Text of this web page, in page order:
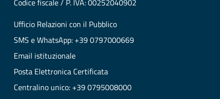
Codice fiscale / P. IVA: 00252040902
Ufficio Relazioni con il Pubblico
SMS e WhatsApp: +39 0797000669
Email istituzionale
Posta Elettronica Certificata
Centralino unico: +39 0795008000